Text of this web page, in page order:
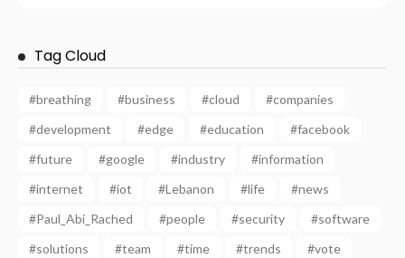
Tag Cloud
#breathing #business #cloud
#companies
#development
#edge #education
#facebook
#future
#google #industry
#information
#internet
#iot #Lebanon #life
#news
#Paul_Abi_Rached
#people #security
#software
#solutions
#team #time #trends
#vote